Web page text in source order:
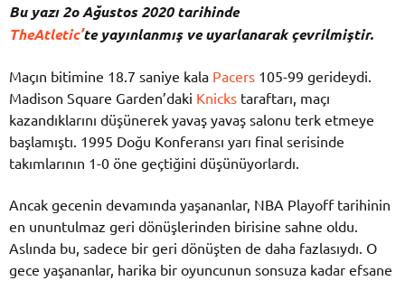
Bu yazı 2o Ağustos 2020 tarihinde
TheAtletic’teyayınlanmış ve uyarlanarak çevrilmiştir.
Maçın bitimine 18.7 saniye kala Pacers 105-99 gerideydi.
Madison Square Garden’daki Knicks taraftarı, maçı
kazandıklarını düşünerek yavaş yavaş salonu terk etmeye
başlamıştı. 1995 Doğu Konferansı yarı final serisinde
takımlarının 1-0 öne geçtiğini düşünüyorlardı.
Ancak gecenin devamında yaşananlar, NBA Playoff tarihinin
en ununtulmaz geri dönüşlerinden birisine sahne oldu.
Aslında bu, sadece bir geri dönüşten de daha fazlasıydı. O
gece yaşananlar, harika bir oyuncunun sonsuza kadar efsane